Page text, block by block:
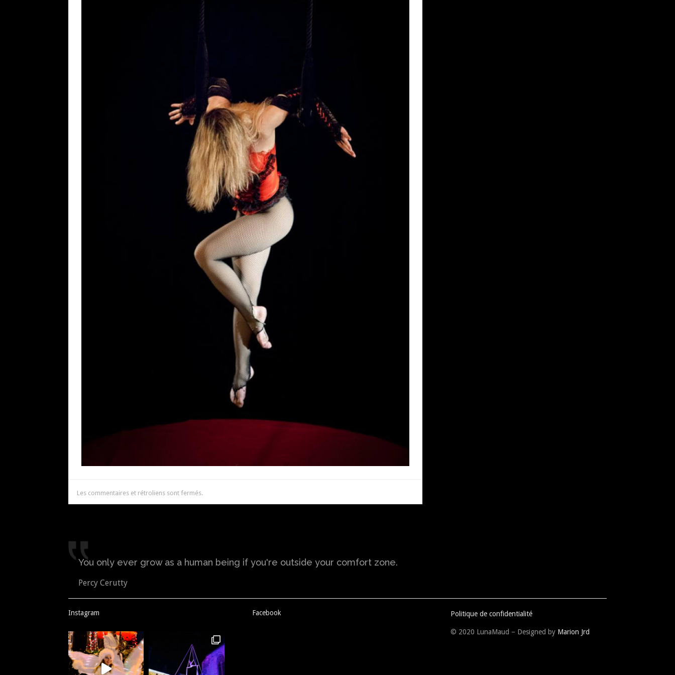
Les commentaires et rétroliens sont fermés.
You only ever grow as a human being if you're outside your comfort zone.
Percy Cerutty
Instagram Facebook Politique de confidentialité
© 2020 LunaMaud – Designed by Marion Jrd